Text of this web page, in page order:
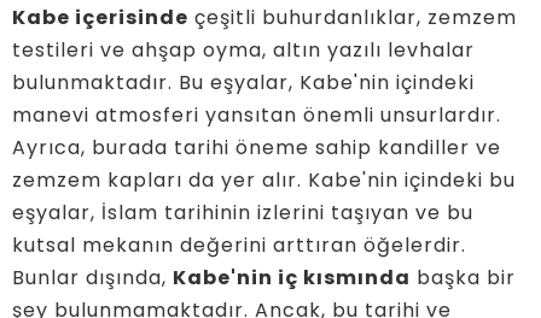
Kabe içerisinde çeşitli buhurdanlıklar, zemzem
testileri ve ahşap oyma, altın yazılı levhalar
bulunmaktadır. Bu eşyalar, Kabe'nin içindeki
manevi atmosferi yansıtan önemli unsurlardır.
Ayrıca, burada tarihi öneme sahip kandiller ve
zemzem kapları da yer alır. Kabe'nin içindeki bu
eşyalar, İslam tarihinin izlerini taşıyan ve bu
kutsal mekanın değerini arttıran öğelerdir.
Bunlar dışında, Kabe'nin iç kısmında başka bir
şey bulunmamaktadır. Ancak, bu tarihi ve